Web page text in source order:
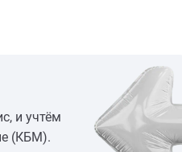
и учтём
(КБМ).